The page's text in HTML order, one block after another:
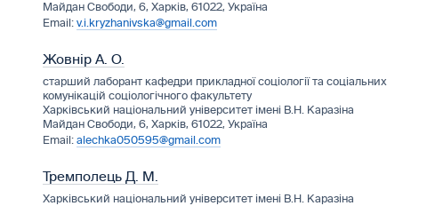
Майдан Свободи, 6, Харків, 61022, Україна
v.i.kryzhanivska@gmail.com
Жовнір А. О.
старший лаборант кафедри прикладної соціології та соціальних
комунікацій соціологічного факультету
Харківський національний університет імені В.Н. Каразіна
Майдан Свободи, 6, Харків, 61022, Україна
alechka050595@gmail.com
Тремполець Д. М.
Харківський національний університет імені В.Н. Каразіна